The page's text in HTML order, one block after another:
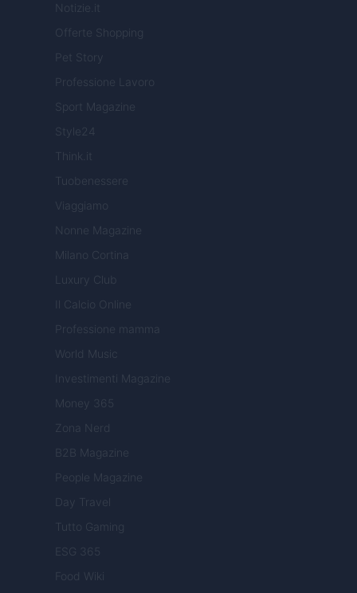
Notizie.it
Offerte Shopping
Pet Story
Professione Lavoro
Sport Magazine
Style24
Think.it
Tuobenessere
Viaggiamo
Nonne Magazine
Milano Cortina
Luxury Club
Il Calcio Online
Professione mamma
World Music
Investimenti Magazine
Money 365
Zona Nerd
B2B Magazine
People Magazine
Day Travel
Tutto Gaming
ESG 365
Food Wiki